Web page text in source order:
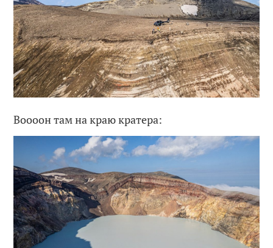
Воооон там на краю кратера: